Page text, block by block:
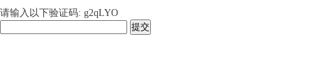
请输入以下验证码: g2qLYO
提交